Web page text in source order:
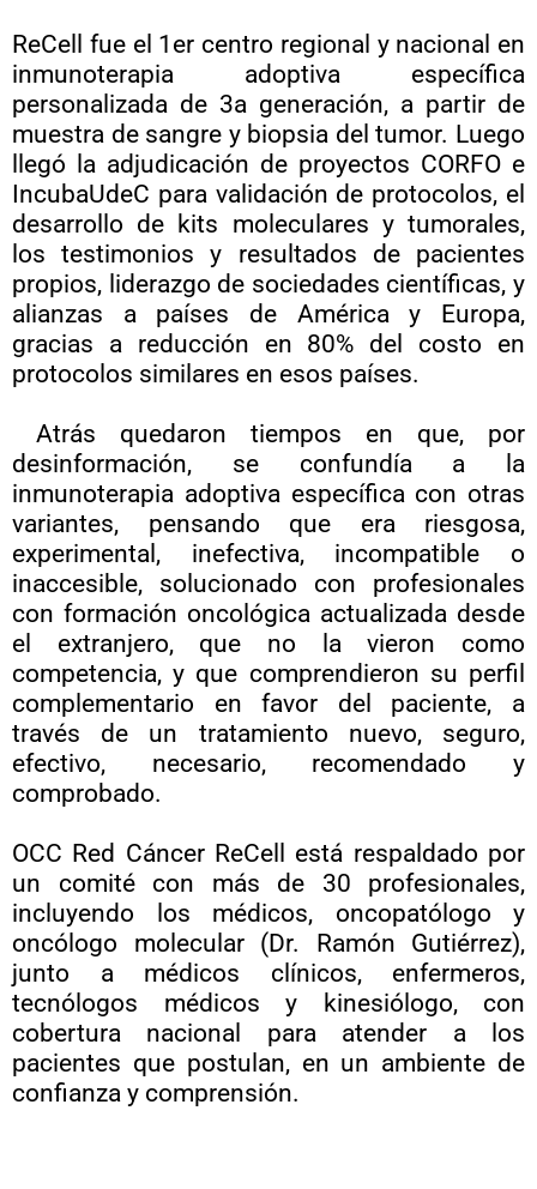
ReCell fue el 1er centro regional y nacional en
inmunoterapia adoptiva específica
personalizada de 3a generación, a partir de
muestra de sangre y biopsia del tumor. Luego
llegó la adjudicación de proyectos CORFO e
IncubaUdeC para validación de protocolos, el
desarrollo de kits moleculares y tumorales,
los testimonios y resultados de pacientes
propios, liderazgo de sociedades científicas, y
alianzas a países de América y Europa,
gracias a reducción en 80% del costo en
protocolos similares en esos países.
Atrás quedaron tiempos en que, por
desinformación, se confundía a la
inmunoterapia adoptiva específica con otras
variantes, pensando que era riesgosa,
experimental, inefectiva, incompatible o
inaccesible, solucionado con profesionales
con formación oncológica actualizada desde
el extranjero, que no la vieron como
competencia, y que comprendieron su perfil
complementario en favor del paciente, a
través de un tratamiento nuevo, seguro,
efectivo, necesario, recomendado y
comprobado.
OCC Red Cáncer ReCell está respaldado por
un comité con más de 30 profesionales,
incluyendo los médicos, oncopatólogo y
oncólogo molecular (Dr. Ramón Gutiérrez),
junto a médicos clínicos, enfermeros,
tecnólogos médicos y kinesiólogo, con
cobertura nacional para atender a los
pacientes que postulan, en un ambiente de
confianza y comprensión.